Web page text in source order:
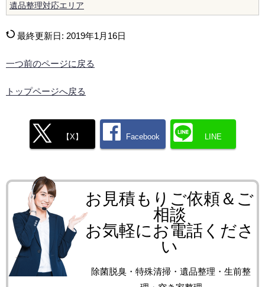
遺品整理対応エリア
最終更新日: 2019年1月16日
一つ前のページに戻る
トップページへ戻る
【X】 Facebook LINE
お見積もりご依頼＆ご
相談
お気軽にお電話くださ
い
除菌脱臭・特殊清掃・遺品整理・生前整